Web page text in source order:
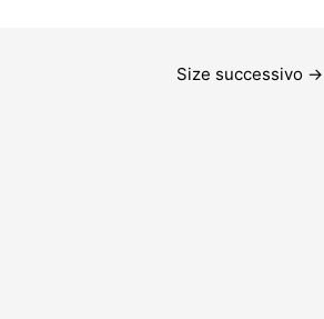
Size successivo →